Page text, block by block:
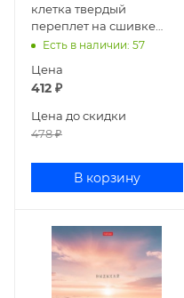
клетка твердый
переплет на сшивке
Россия 80ББ4влВ1_14358
Есть в наличии: 57
Цена
412 ₽
Цена до скидки
478₽
В корзину